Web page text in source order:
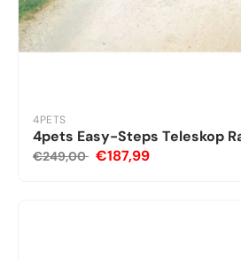
4PETS
4pets Easy-Steps Teleskop
€249,00 €187,99